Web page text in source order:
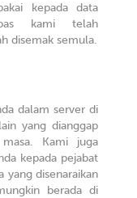
kepada data
kami telah
disemak semula.
dalam server di
yang dianggap
Kami juga
kepada pejabat
yang disenaraikan
berada di